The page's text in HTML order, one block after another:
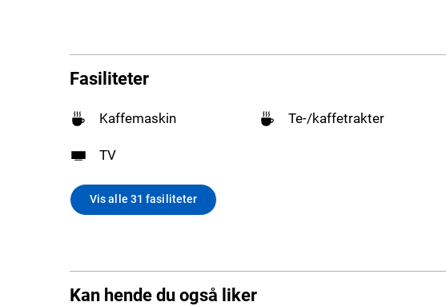
Fasiliteter
Kaffemaskin Te-/kaffetrakter
TV
Vis alle 31 fasiliteter
Kan hende du også liker